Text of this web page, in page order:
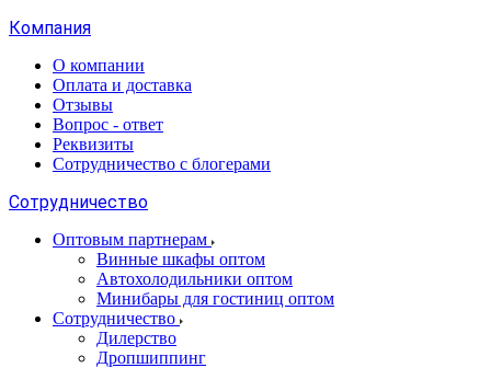
Компания
О компании
Оплата и доставка
Отзывы
Вопрос - ответ
Реквизиты
Сотрудничество с блогерами
Сотрудничество
Оптовым партнерам
Винные шкафы оптом
Автохолодильники оптом
Минибары для гостиниц оптом
Сотрудничество
Дилерство
Дропшиппинг